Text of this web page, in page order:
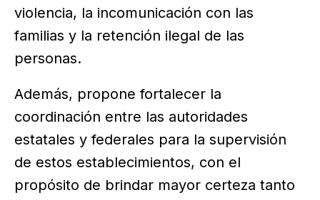
violencia, la incomunicación con las
familias y la retención ilegal de las
personas.
Además, propone fortalecer la
coordinación entre las autoridades
estatales y federales para la supervisión
de estos establecimientos, con el
propósito de brindar mayor certeza tanto